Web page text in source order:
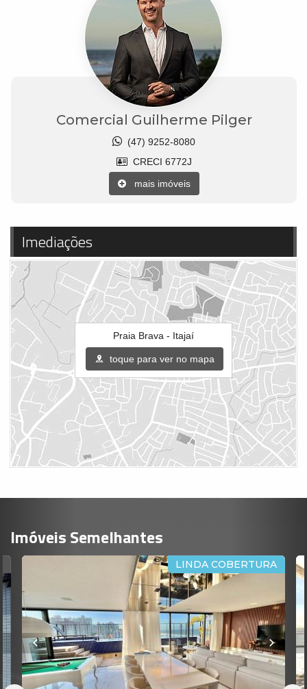
Comercial Guilherme Pilger
(47) 9252-8080
CRECI 6772J
mais imóveis
Imediações
Praia Brava - Itajaí
toque para ver no mapa
Imóveis Semelhantes
LINDA COBERTURA